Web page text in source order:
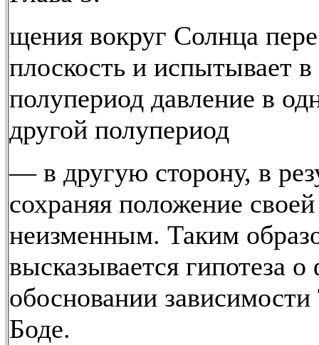
щения вокруг Солнца
плоскость и испытывает
полупериод давление в
другой полупериод
— в другую сторону, в
сохраняя положение
неизменным. Таким
высказывается гипотеза
обосновании
Боде.